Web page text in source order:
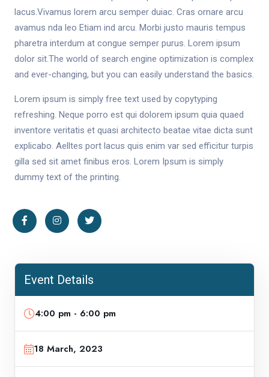
lacus.Vivamus lorem arcu semper duiac. Cras ornare arcu
avamus nda leo Etiam ind arcu. Morbi justo mauris tempus
pharetra interdum at congue semper purus. Lorem ipsum
dolor sit.The world of search engine optimization is complex
and ever-changing, but you can easily understand the basics.
Lorem ipsum is simply free text used by copytyping
refreshing. Neque porro est qui dolorem ipsum quia quaed
inventore veritatis et quasi architecto beatae vitae dicta sunt
explicabo. Aelltes port lacus quis enim var sed efficitur turpis
gilla sed sit amet finibus eros. Lorem Ipsum is simply
dummy text of the printing.
Event Details
4:00 pm - 6:00 pm
18 March, 2023